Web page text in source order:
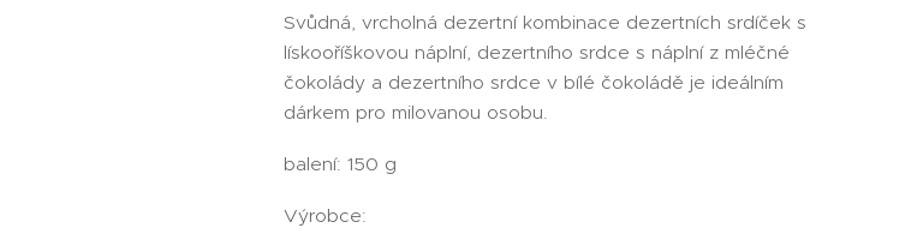
Svůdná, vrcholná dezertní kombinace dezertních srdíček s
lískooříškovou náplní, dezertního srdce s náplní z mléčné
čokolády a dezertního srdce v bílé čokoládě je ideálním
dárkem pro milovanou osobu.
balení: 150 g
Výrobce: